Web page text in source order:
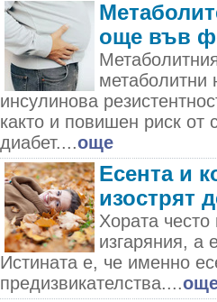
още във
метаболитни
инсулинова
както и повишен риск от
диабет....още
Есента и
изострят
Хората
изгаряния, а
Истината е, че именно
предизвикателства....